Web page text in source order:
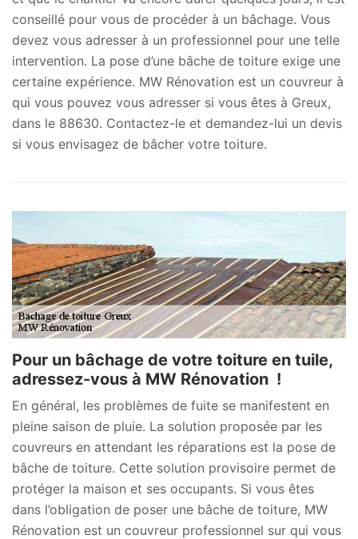
conseillé pour vous de procéder à un bâchage. Vous
devez vous adresser à un professionnel pour une telle
intervention. La pose d’une bâche de toiture exige une
certaine expérience. MW Rénovation est un couvreur à
qui vous pouvez vous adresser si vous êtes à Greux,
dans le 88630. Contactez-le et demandez-lui un devis
si vous envisagez de bâcher votre toiture.
Pour un bâchage de votre toiture en tuile,
adressez-vous à MW Rénovation !
En général, les problèmes de fuite se manifestent en
pleine saison de pluie. La solution proposée par les
couvreurs en attendant les réparations est la pose de
bâche de toiture. Cette solution provisoire permet de
protéger la maison et ses occupants. Si vous êtes
dans l’obligation de poser une bâche de toiture, MW
Rénovation est un couvreur professionnel sur qui vous